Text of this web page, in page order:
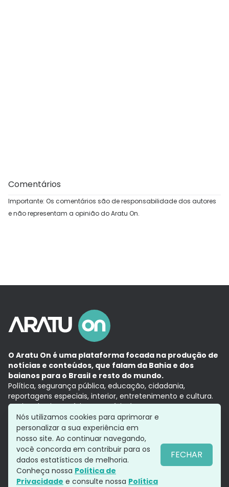
Comentários
Importante: Os comentários são de responsabilidade dos autores
e não representam a opinião do Aratu On.
O Aratu On é uma plataforma focada na produção de
notícias e conteúdos, que falam da Bahia e dos
baianos para o Brasil e resto do mundo.
Política, segurança pública, educação, cidadania,
reportagens especiais, interior, entretenimento e cultura.
Aqui, tudo vira notícia e a notícia é no tempo presente,
com a credibilidade do Grupo Aratu.
Grupo Aratu
Política de privacidade
Siga-nos
Nós utilizamos cookies para aprimorar e
personalizar a sua experiência em
nosso site. Ao continuar navegando,
você concorda em contribuir para os
dados estatísticos de melhoria.
Conheça nossa Política de
Privacidade e consulte nossa Política
FECHAR